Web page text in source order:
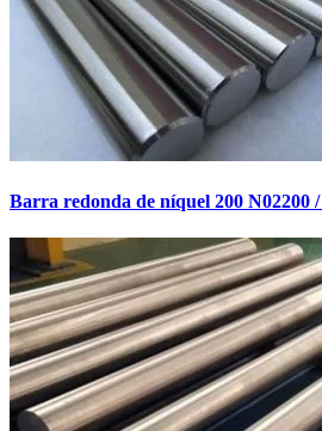
Barra redonda de níquel 200 N02200 /